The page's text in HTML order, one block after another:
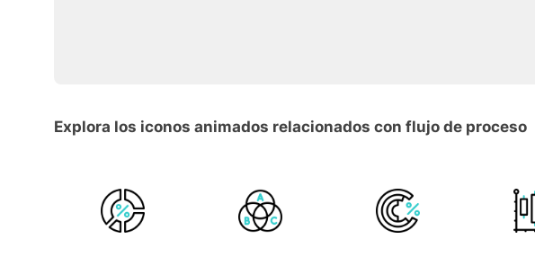
Explora los iconos animados relacionados con flujo de proceso